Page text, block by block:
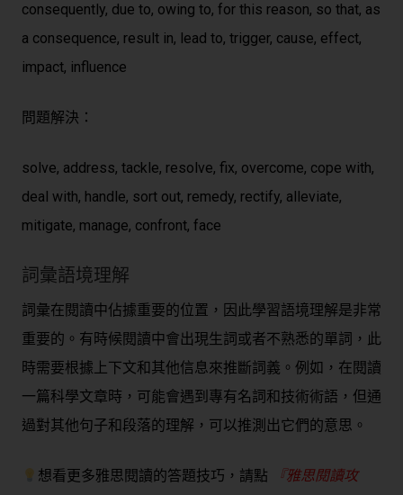
consequently, due to, owing to, for this reason, so that, as
a consequence, result in, lead to, trigger, cause, effect,
impact, influence
問題解決：
solve, address, tackle, resolve, fix, overcome, cope with,
deal with, handle, sort out, remedy, rectify, alleviate,
mitigate, manage, confront, face
詞彙語境理解
詞彙在閱讀中佔據重要的位置，因此學習語境理解是非常
重要的。有時候閱讀中會出現生詞或者不熟悉的單詞，此
時需要根據上下文和其他信息來推斷詞義。例如，在閱讀
一篇科學文章時，可能會遇到專有名詞和技術術語，但通
過對其他句子和段落的理解，可以推測出它們的意思。
想看更多雅思閱讀的答題技巧，請點
『雅思閱讀攻